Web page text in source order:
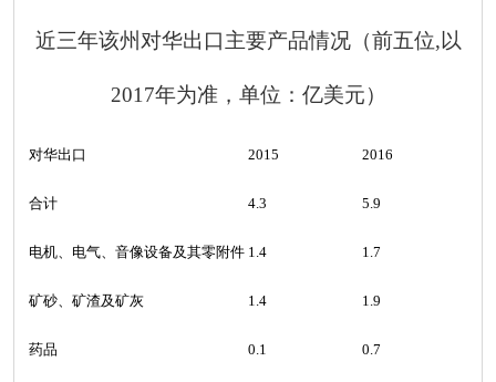
近三年该州对华出口主要产品情况（前五位,以
2017年为准， 单位：亿美元）
对华出口 2015 2016
合计 4.3 5.9
电机、电气、音像设备及其零附件 1.4 1.7
矿砂、矿渣及矿灰 1.4 1.9
药品 0.1 0.7